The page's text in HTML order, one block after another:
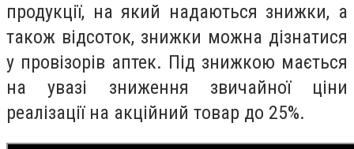
продукції, на який надаються знижки, а
також відсоток, знижки можна дізнатися
у провізорів аптек. Під знижкою мається
на увазі зниження звичайної ціни
реалізації на акційний товар до 25%.